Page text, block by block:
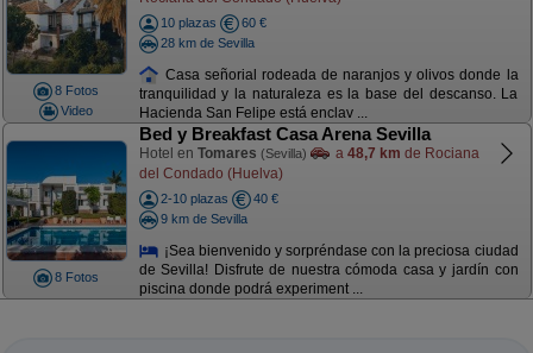
8 Fotos
Video
10 plazas
60 €
28 km de Sevilla
Casa señorial rodeada de naranjos y olivos donde la
tranquilidad y la naturaleza es la base del descanso. La
Hacienda San Felipe está enclav ...
8 Fotos
Bed y Breakfast Casa Arena Sevilla
Hotel en Tomares (Sevilla) a 48,7 km de Rociana
del Condado (Huelva)
2-10 plazas
40 €
9 km de Sevilla
¡Sea bienvenido y sorpréndase con la preciosa ciudad
de Sevilla! Disfrute de nuestra cómoda casa y jardín con
piscina donde podrá experiment ...